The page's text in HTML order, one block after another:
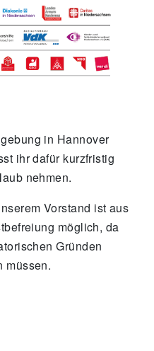
in Hannover
ihr dafür kurzfristig
nehmen.
Vorstand ist aus
möglich, da
Gründen
müssen.